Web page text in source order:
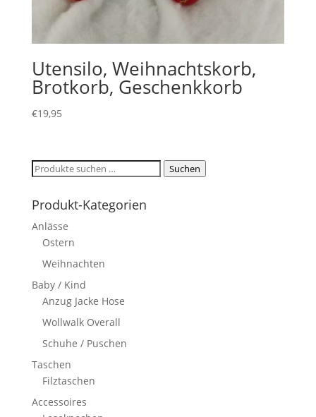
Utensilo, Weihnachtskorb,
Brotkorb, Geschenkkorb
€19,95
Suchen
Suchen
Produkt-Kategorien
Anlässe
Ostern
Weihnachten
Baby / Kind
Anzug Jacke Hose
Wollwalk Overall
Schuhe / Puschen
Taschen
Filztaschen
Accessoires